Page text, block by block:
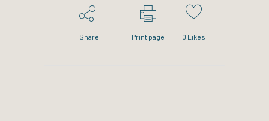
Share Print page 0 Likes